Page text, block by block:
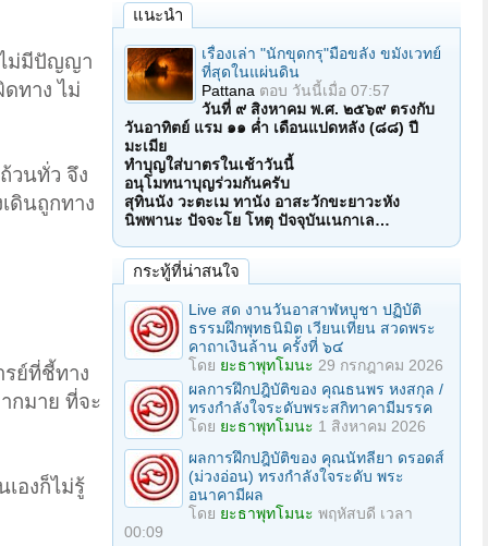
ไม่มีปัญญา
ทาง ไม่
วนทั่ว จึง
ดินถูกทาง
รย์ที่ชี้ทาง
กมาย ที่จะ
องก็ไม่รู้
แนะนำ
เรื่องเล่า "นักขุดกรุ"มือขลัง ขมังเวทย์
ที่สุดในแผ่นดิน
Pattana ตอบ วันนี้เมื่อ 07:57
วันที่ ๙ สิงหาคม พ.ศ. ๒๕๖๙ ตรงกับ
วันอาทิตย์ แรม ๑๑ ค่ำ เดือนแปดหลัง (๘๘) ปี
มะเมีย
ทำบุญใส่บาตรในเช้าวันนี้
อนุโมทนาบุญร่วมกันครับ
สุทินนัง วะตะเม ทานัง อาสะวักขะยาวะหัง
นิพพานะ ปัจจะโย โหตุ ปัจจุบันเนกาเล…
กระทู้ที่น่าสนใจ
Live สด งานวันอาสาฬหบูชา ปฏิบัติ
ธรรมฝึกพุทธนิมิต เวียนเทียน สวดพระ
คาถาเงินล้าน ครั้งที่ ๖๔
โดย ยะธาพุทโมนะ 29 กรกฎาคม 2026
ผลการฝึกปฎิบัติของ คุณธนพร หงสกุล /
ทรงกำลังใจระดับพระสกิทาคามีมรรค
โดย ยะธาพุทโมนะ 1 สิงหาคม 2026
ผลการฝึกปฎิบัติของ คุณนัทลียา ดรอดส์
(ม่วงอ่อน) ทรงกำลังใจระดับ พระ
อนาคามีผล
โดย ยะธาพุทโมนะ พฤหัสบดี เวลา
00:09